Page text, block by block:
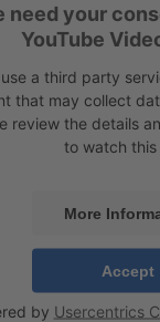
need your
YouTube
use a third party
that may collect
review the details
to watch this
More
Accept
by Usercentrics